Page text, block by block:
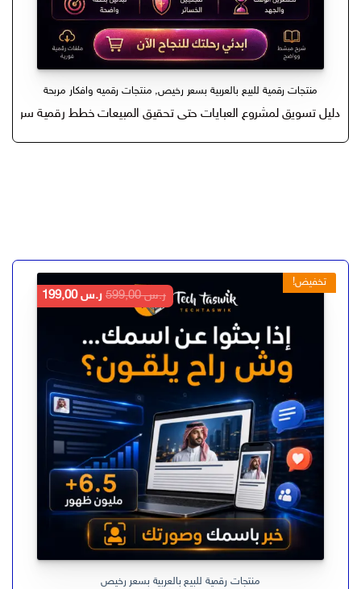
منتجات رقمية للبيع بالعربية بسعر رخيص, منتجات رقميه وافكار مربحة
دليل تسويق لمشروع العبايات حتى تحقيق المبيعات خطط رقمية سرية
تخفيض!
منتجات رقمية للبيع بالعربية بسعر رخيص
ر.س599,00
السعر
هو:
ر.س 599,00.
ر.س199,00